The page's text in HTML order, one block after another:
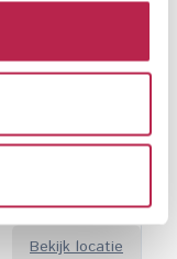
Bekijk locatie